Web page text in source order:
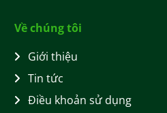
Về chúng tôi
Giới thiệu
Tin tức
Điều khoản sử dụng